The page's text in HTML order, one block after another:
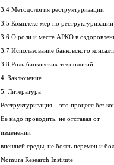
3.4 Методология реструктуризации
3.5 Комплекс мер по
3.7 Использование банковского
3.8 Роль банковских технологий
4. Заключение
5. Литература
Реструктуризация – это процесс без
Ее надо проводить, не отставая от
изменений
внешней среды, не боясь перемен и
Nomura Research Institute